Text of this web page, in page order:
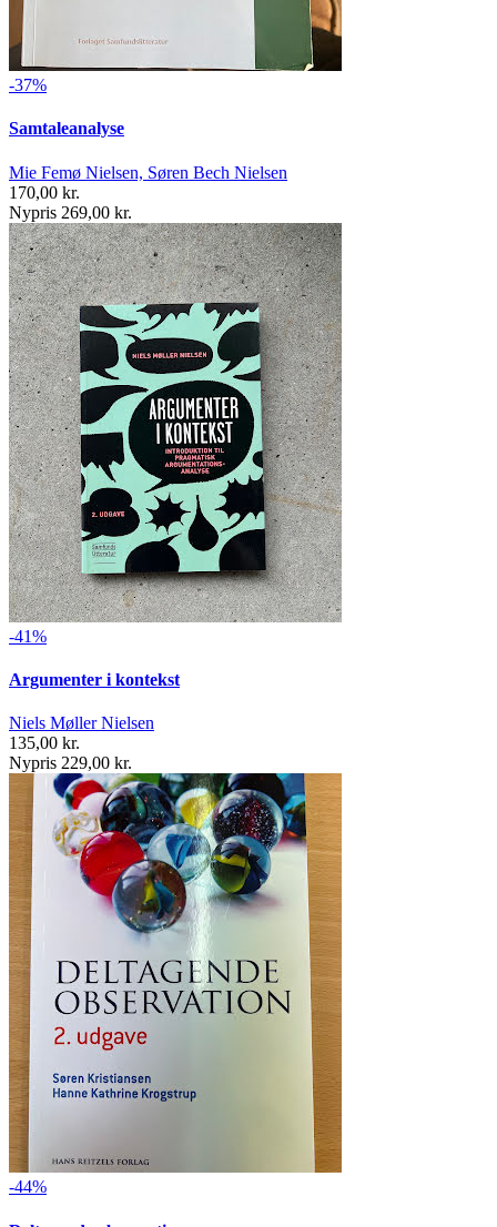
-37%
Samtaleanalyse
Mie Femø Nielsen, Søren Bech Nielsen
170,00 kr.
Nypris 269,00 kr.
-41%
Argumenter i kontekst
Niels Møller Nielsen
135,00 kr.
Nypris 229,00 kr.
-44%